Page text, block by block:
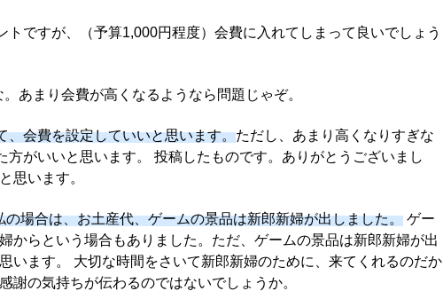
ですが、（予算1,000円程度）会費に入れてしまって良いでしょう
あまり会費が高くなるようなら問題じゃぞ。
、会費を設定していいと思います。ただし、あまり高くなりすぎな
がいいと思います。 投稿したものです。ありがとうございまし
思います。
の場合は、お土産代、ゲームの景品は新郎新婦が出しました。 ゲー
からという場合もありました。ただ、ゲームの景品は新郎新婦が出
います。 大切な時間をさいて新郎新婦のために、来てくれるのだか
謝の気持ちが伝わるのではないでしょうか。